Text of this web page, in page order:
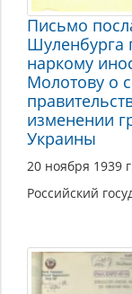
Письмо
Шуленбурга
наркому
Молотову о
изменении
Украины
20 ноября 1939
Российский